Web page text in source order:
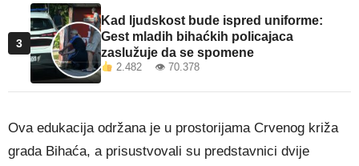
3
Kad ljudskost bude ispred uniforme:
Gest mladih bihaćkih policajaca
zaslužuje da se spomene
2.482 👁 70.378
Ova edukacija održana je u prostorijama Crvenog križa
grada Bihaća, a prisustvovali su predstavnici dvije